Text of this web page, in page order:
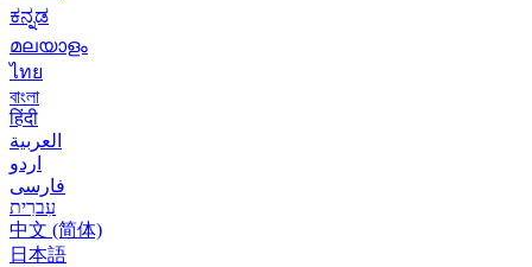
ಕನ್ನಡ
മലയാളം
ไทย
বাংলা
हिंदी
العربية
اردو
فارسی
עִברִית
中文 (简体)
日本語